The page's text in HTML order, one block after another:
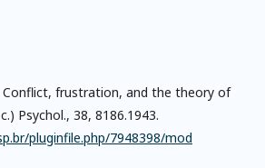
Conflict, frustration, and the theory of
Psychol., 38, 8186.1943.
pluginfile.php/7948398/mod